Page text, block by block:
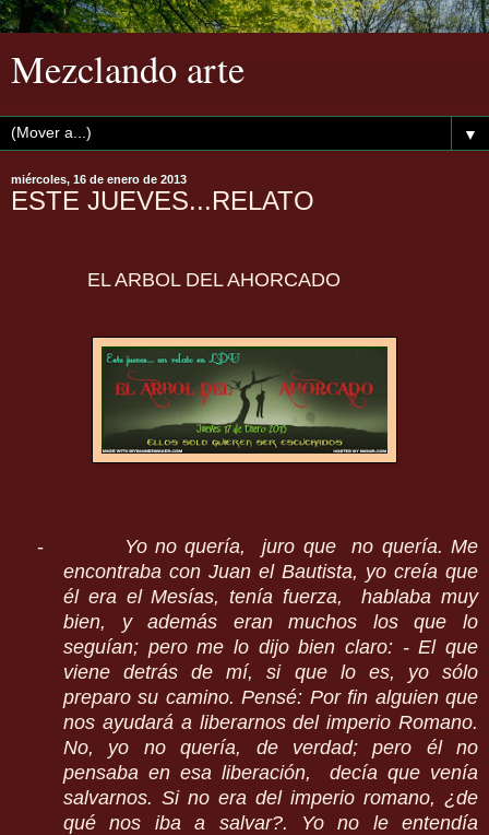
Mezclando arte
▼
miércoles, 16 de enero de 2013
ESTE JUEVES...RELATO
EL ARBOL DEL AHORCADO
-
Yo no quería, juro que no quería. Me
encontraba con Juan el Bautista, yo creía que
él era el Mesías, tenía fuerza, hablaba muy
bien, y además eran muchos los que lo
seguían; pero me lo dijo bien claro: - El que
viene detrás de mí, si que lo es, yo sólo
preparo su camino. Pensé: Por fin alguien que
nos ayudará a liberarnos del imperio Romano.
No, yo no quería, de verdad; pero él no
pensaba en esa liberación, decía que venía
salvarnos. Si no era del imperio romano, ¿de
qué nos iba a salvar?. Yo no le entendía